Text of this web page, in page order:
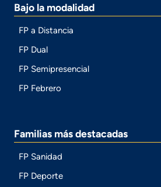
Bajo la modalidad
FP a Distancia
FP Dual
FP Semipresencial
FP Febrero
Familias más destacadas
FP Sanidad
FP Deporte